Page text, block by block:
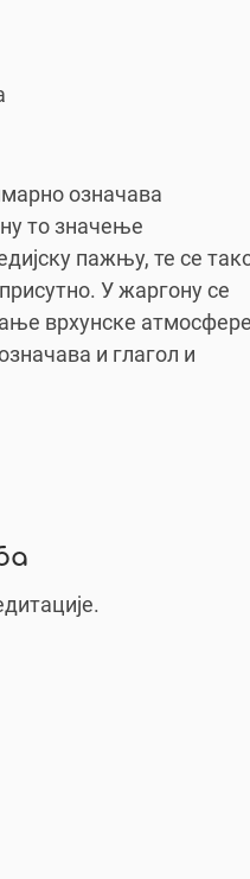
означава
то значење
пажњу, те се
У жаргону се
врхунске атмосфере
и глагол и